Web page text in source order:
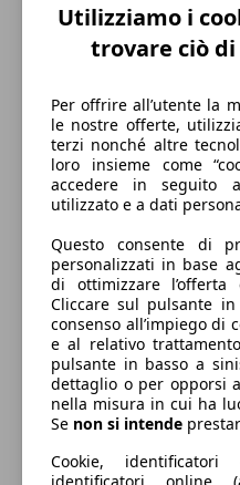
GPL
Carburante
105 g/km
Emissioni di CO2
Ø 6.4 l/100km
Consumi
Utilizziamo i
trovare ciò
Per offrire all’utente la
le nostre offerte,
terzi nonché altre
loro insieme come
accedere in seguito
utilizzato e a dati
Questo consente di
personalizzati in base
di ottimizzare
Cliccare sul pulsante
consenso all’impiego di
e al relativo
pulsante in basso a
dettaglio o per opporsi
nella misura in cui ha
Se non si intende
Cookie,